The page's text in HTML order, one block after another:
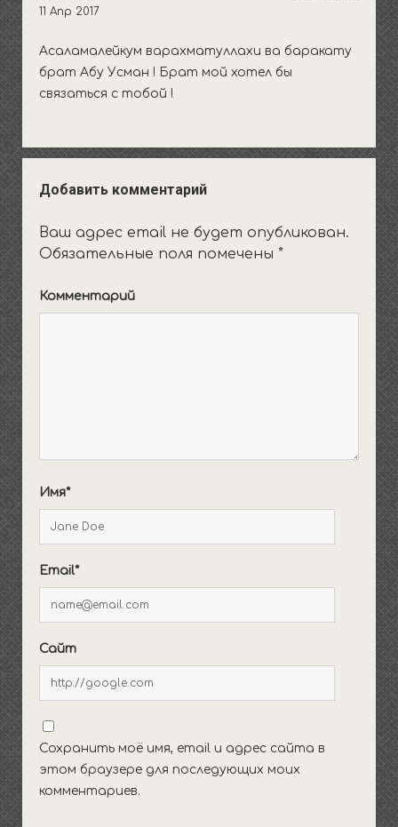
11 Апр 2017
Асаламалейкум варахматуллахи ва баракату
брат Абу Усман ! Брат мой хотел бы
связаться с тобой !
Добавить комментарий
Ваш адрес email не будет опубликован.
Обязательные поля помечены *
Комментарий
Имя*
Email*
Сайт
Сохранить моё имя, email и адрес сайта в
этом браузере для последующих моих
комментариев.